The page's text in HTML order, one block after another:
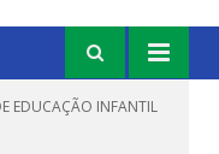
EDUCAÇÃO INFANTIL